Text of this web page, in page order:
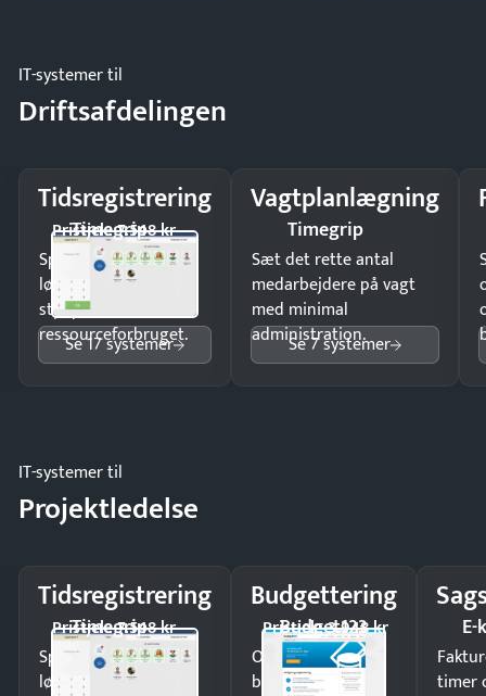
IT-systemer til
Driftsafdelingen
Tidsregistrering
Timegrip
Pristjek: 7.548 kr
Spar tid på
lønberegning og få
styr på
ressourceforbruget.
Se 17 systemer
Vagtplanlægning
Timegrip
Sæt det rette antal
medarbejdere på vagt
med minimal
administration.
Se 7 systemer
IT-systemer til
Projektledelse
Tidsregistrering
Timegrip
Pristjek: 7.548 kr
Spar tid på
lønberegning og få
Budgettering
Budget123
Pristjek: 3.948 kr
Opdag
budgetafvigelser i
timer